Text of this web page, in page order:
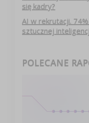
się kadry?
AI w rekrutacji.
sztucznej
POLECANE